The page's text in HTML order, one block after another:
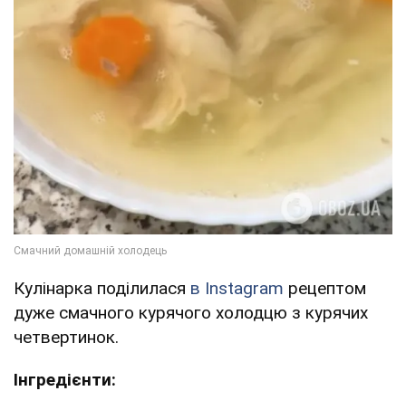
Кулінарка поділилася в Instagram рецептом
дуже смачного курячого холодцю з курячих
четвертинок.
Інгредієнти: